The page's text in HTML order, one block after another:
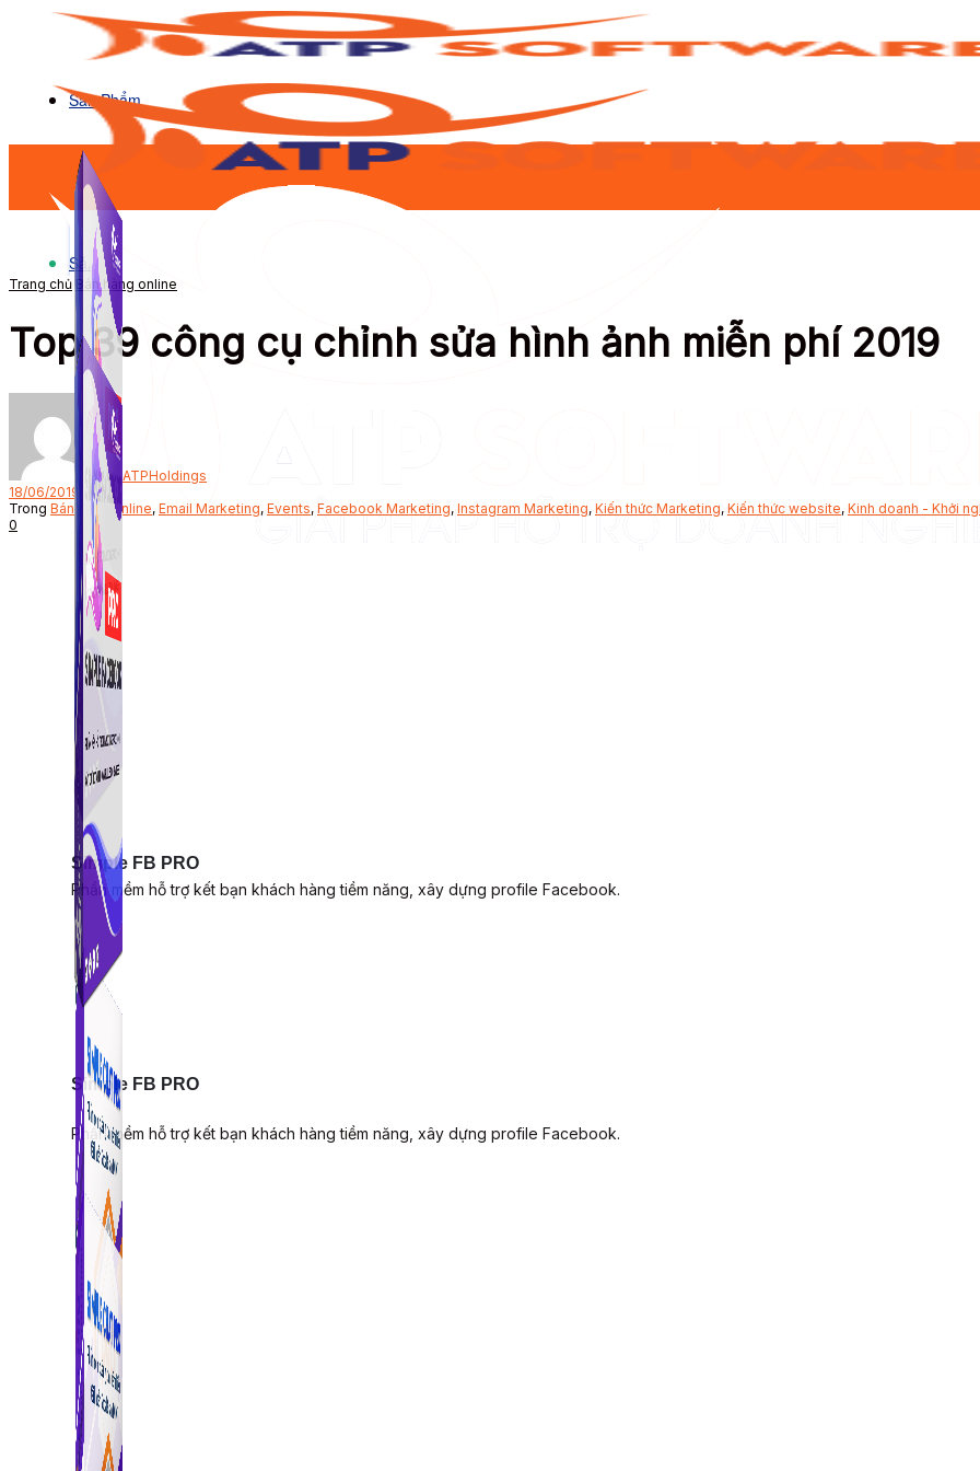
Sản Phẩm
Simple FB PRO
Phần mềm hỗ trợ kết bạn khách hàng tiềm năng, xây dựng profile Facebook.
Sản Phẩm
Simple FB PRO
Phần mềm hỗ trợ kết bạn khách hàng tiềm năng, xây dựng profile Facebook.
Trang chủ Bán hàng online
Top 39 công cụ chỉnh sửa hình ảnh miễn phí 2019
Bởi
ATPHoldings
18/06/2019
Trong Bán hàng online, Email Marketing, Events, Facebook Marketing, Instagram Marketing, Kiến thức Marketing, Kiến thức website, Kinh doanh - Khởi
0